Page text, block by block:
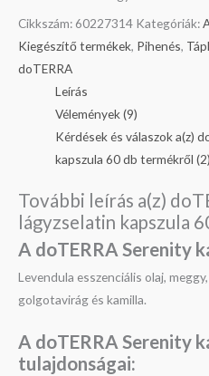
Cikkszám: 60227314 Kategóriák:
Kiegészítő termékek, Pihenés,
doTERRA
Leírás
Vélemények (9)
Kérdések és válaszok a(z)
kapszula 60 db termékről (2)
További leírás a(z)
lágyzselatin kapszula
A doTERRA Serenity
Levendula esszenciális olaj,
golgotavirág és kamilla.
A doTERRA Serenity
tulajdonságai: